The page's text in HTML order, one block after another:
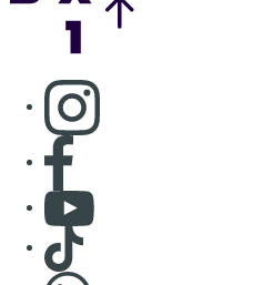
Consulter page
Consulter page Facebook
Consulter Youtube
Consulter TikTok